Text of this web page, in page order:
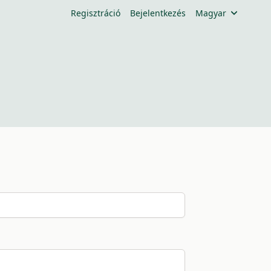
Regisztráció Bejelentkezés Magyar